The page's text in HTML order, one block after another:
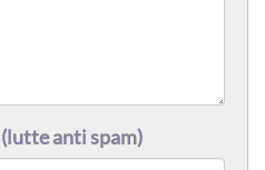
(lutte anti spam)